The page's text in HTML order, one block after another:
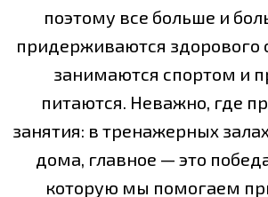
поэтому все больше и
придерживаются здорового
занимаются спортом и
питаются. Неважно, где
занятия: в тренажерных
дома, главное — это
которую мы помогаем